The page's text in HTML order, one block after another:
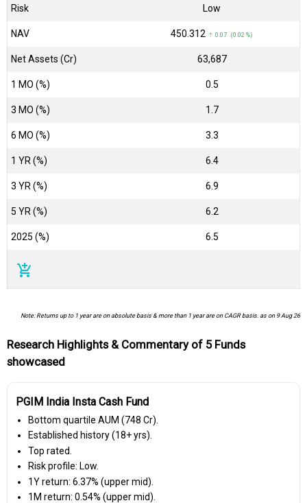
Risk Low
NAV ₹450.312 ↑ 0.07 (0.02 %)
Net Assets (Cr) ₹63,687
1 MO (%) 0.5
3 MO (%) 1.7
6 MO (%) 3.3
1 YR (%) 6.4
3 YR (%) 6.9
5 YR (%) 6.2
2025 (%) 6.5
add_shopping_cart
Note: Returns up to 1 year are on absolute basis & more than 1 year are on CAGR basis. as on 9 Aug 26
Research Highlights & Commentary of 5 Funds
showcased
PGIM India Insta Cash Fund
Bottom quartile AUM (₹748 Cr).
Established history (18+ yrs).
Top rated.
Risk profile: Low.
1Y return: 6.37% (upper mid).
1M return: 0.54% (upper mid).